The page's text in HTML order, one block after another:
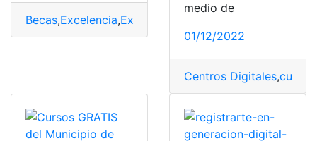
Becas,Excelencia,Excelencia Académica
medio de
01/12/2022
Centros Digitales,cursos